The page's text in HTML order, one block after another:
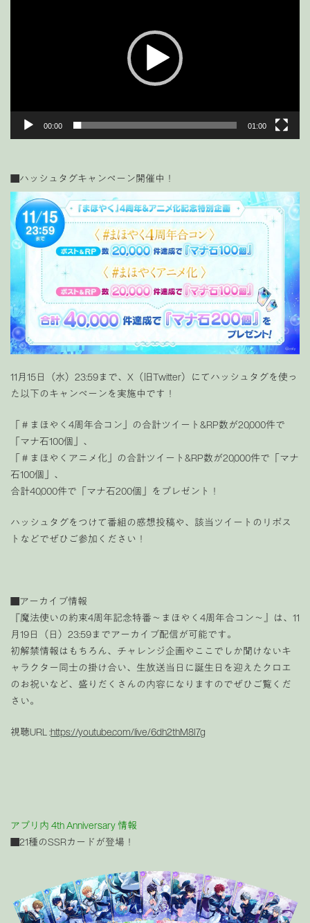
00:00 01:00
■ハッシュタグキャンペーン開催中！
11月15日（水）23:59まで、X（旧Twitter）にてハッシュタグを使っ
た以下のキャンペーンを実施中です！
「＃まほやく4周年合コン」の合計ツイート&RP数が20,000件で
「マナ石100個」、
「＃まほやくアニメ化」の合計ツイート&RP数が20,000件で「マナ
石100個」、
合計40,000件で「マナ石200個」をプレゼント！
ハッシュタグをつけて番組の感想投稿や、該当ツイートのリポス
トなどでぜひご参加ください！
■アーカイブ情報
『魔法使いの約束4周年記念特番〜まほやく4周年合コン〜』は、 11
月19日（日）23:59までアーカイブ配信が可能です。
初解禁情報はもちろん、チャレンジ企画やここでしか聞けないキ
ャラクター同士の掛け合い、生放送当日に誕生日を迎えたクロエ
のお祝いなど、盛りだくさんの内容になりますのでぜひご覧くだ
さい。
視聴URL :https://youtube.com/live/6dh2thM8I7g
アプリ内 4th Anniversary 情報
■21種のSSRカードが登場！